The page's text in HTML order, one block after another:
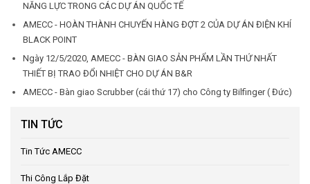
NĂNG LỰC TRONG CÁC DỰ ÁN QUỐC TẾ
AMECC - HOÀN THÀNH CHUYẾN HÀNG ĐỢT 2 CỦA DỰ ÁN ĐIỆN KHÍ
BLACK POINT
Ngày 12/5/2020, AMECC - BÀN GIAO SẢN PHẨM LẦN THỨ NHẤT
THIẾT BỊ TRAO ĐỔI NHIỆT CHO DỰ ÁN B&R
AMECC - Bàn giao Scrubber (cái thứ 17) cho Công ty Bilfinger ( Đức)
TIN TỨC
Tin Tức AMECC
Thi Công Lắp Đặt